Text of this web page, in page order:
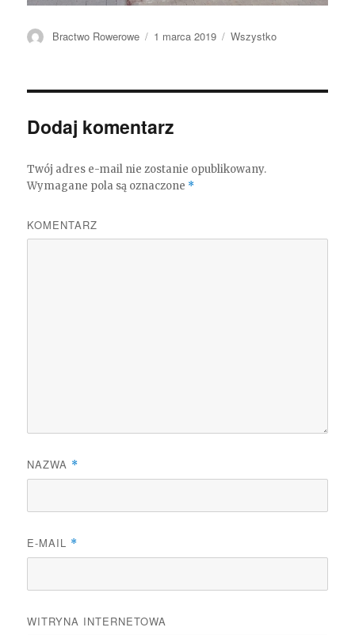
Autor
Bractwo Rowerowe Opublikowano
1 marca 2019 Kategorie
Wszystko
Dodaj komentarz
Twój adres e-mail nie zostanie opublikowany.
Wymagane pola są oznaczone *
KOMENTARZ
NAZWA *
E-MAIL *
WITRYNA INTERNETOWA